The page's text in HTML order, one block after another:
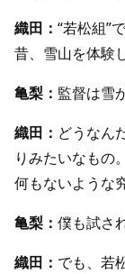
織田： “若松組”
昔、雪山を体験
亀梨： 監督は雪
織田： どうなん
りみたいなもの
何もないような
亀梨： 僕も試さ
織田： でも、若